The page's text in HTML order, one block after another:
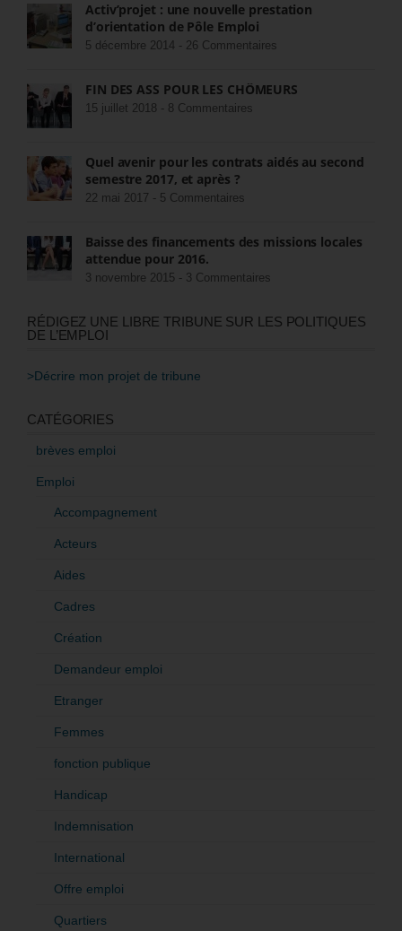
Activ’projet : une nouvelle prestation
d’orientation de Pôle Emploi
5 décembre 2014 - 26 Commentaires
FIN DES ASS POUR LES CHÔMEURS
15 juillet 2018 - 8 Commentaires
Quel avenir pour les contrats aidés au second
semestre 2017, et après ?
22 mai 2017 - 5 Commentaires
Baisse des financements des missions locales
attendue pour 2016.
3 novembre 2015 - 3 Commentaires
RÉDIGEZ UNE LIBRE TRIBUNE SUR LES POLITIQUES
DE L’EMPLOI
>Décrire mon projet de tribune
CATÉGORIES
brèves emploi
Emploi
Accompagnement
Acteurs
Aides
Cadres
Création
Demandeur emploi
Etranger
Femmes
fonction publique
Handicap
Indemnisation
International
Offre emploi
Quartiers